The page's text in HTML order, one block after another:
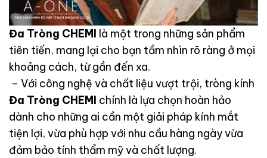
Đa Tròng CHEMI là một trong những sản phẩm
tiên tiến, mang lại cho bạn tầm nhìn rõ ràng ở mọi
khoảng cách, từ gần đến xa.
– Với công nghệ và chất liệu vượt trội, tròng kính
Đa Tròng CHEMI chính là lựa chọn hoàn hảo
dành cho những ai cần một giải pháp kính mắt
tiện lợi, vừa phù hợp với nhu cầu hàng ngày vừa
đảm bảo tính thẩm mỹ và chất lượng.